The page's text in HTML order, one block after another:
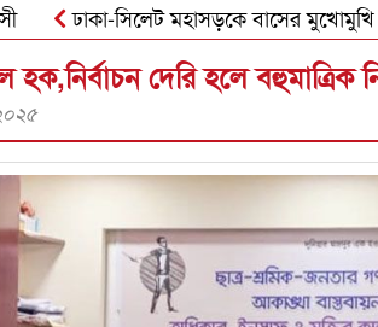
ঢাকা-সিলেট মহাসড়কে বাসের মুখোমুখি
দেরি হলে বহুমাত্রিক